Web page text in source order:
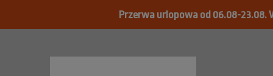
Przerwa urlopowa od 06.08-23.08.